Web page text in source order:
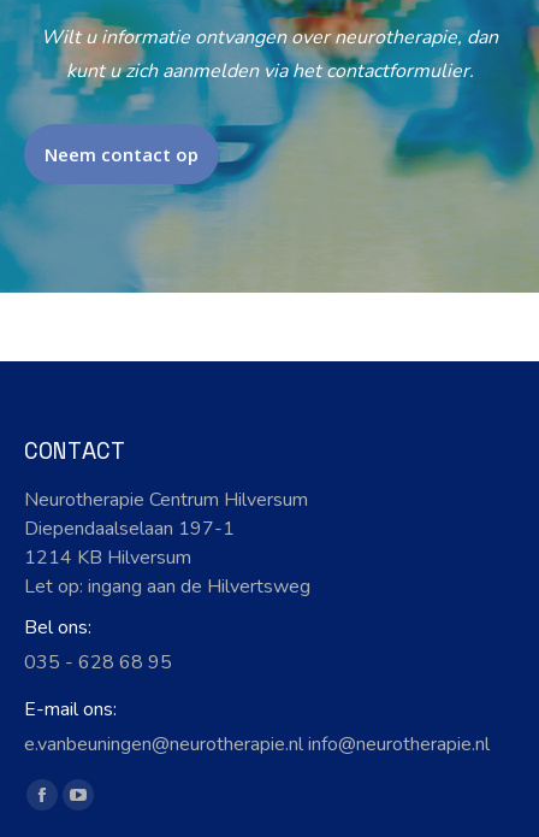
Wilt u informatie ontvangen over neurotherapie, dan
kunt u zich aanmelden via het contactformulier.
Neem contact op
CONTACT
Neurotherapie Centrum Hilversum
Diependaalselaan 197-1
1214 KB Hilversum
Let op: ingang aan de Hilvertsweg
Bel ons:
035 - 628 68 95
E-mail ons:
e.vanbeuningen@neurotherapie.nl info@neurotherapie.nl
Vind ons op:
Facebook
YouTube